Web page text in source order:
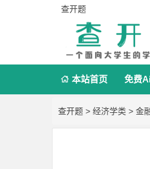
查开题
 本站首页 免费
查开题 > 经济学类 > 金